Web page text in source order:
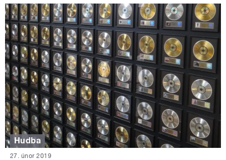
Hudba
27. únor 2019